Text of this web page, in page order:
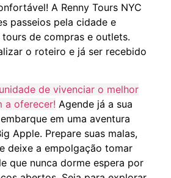
A Renny Tours NYC
passeios pela cidade e
de compras e outlets.
o roteiro e já ser recebido
de vivenciar o melhor
a oferecer! Agende já a sua
em uma aventura
Apple. Prepare suas malas,
deixe a empolgação tomar
que nunca dorme espera por